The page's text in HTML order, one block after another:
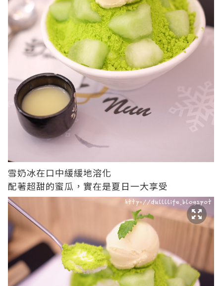
雪奶冰在口中緩緩地溶化
配著超甜的蜜瓜，實在是夏日一大享受